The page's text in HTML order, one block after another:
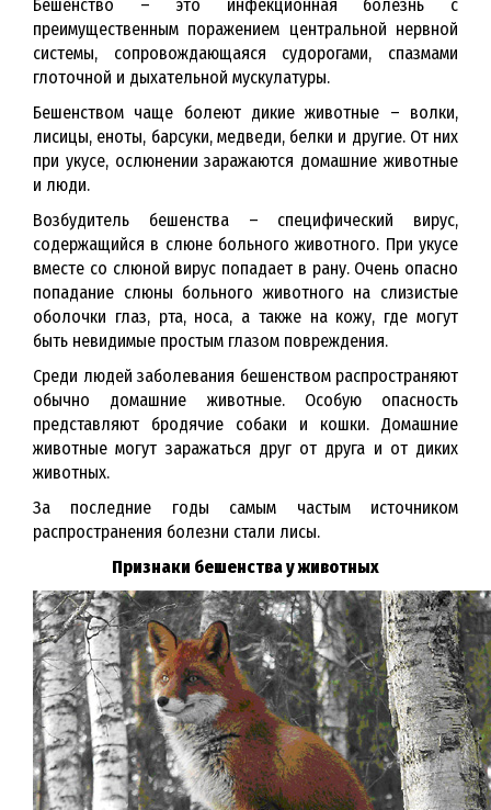
Бешенство – это инфекционная болезнь с
преимущественным поражением центральной нервной
системы, сопровождающаяся судорогами, спазмами
глоточной и дыхательной мускулатуры.
Бешенством чаще болеют дикие животные – волки,
лисицы, еноты, барсуки, медведи, белки и другие. От них
при укусе, ослюнении заражаются домашние животные
и люди.
Возбудитель бешенства – специфический вирус,
содержащийся в слюне больного животного. При укусе
вместе со слюной вирус попадает в рану. Очень опасно
попадание слюны больного животного на слизистые
оболочки глаз, рта, носа, а также на кожу, где могут
быть невидимые простым глазом повреждения.
Среди людей заболевания бешенством распространяют
обычно домашние животные. Особую опасность
представляют бродячие собаки и кошки. Домашние
животные могут заражаться друг от друга и от диких
животных.
За последние годы самым частым источником
распространения болезни стали лисы.
Признаки бешенства у животных